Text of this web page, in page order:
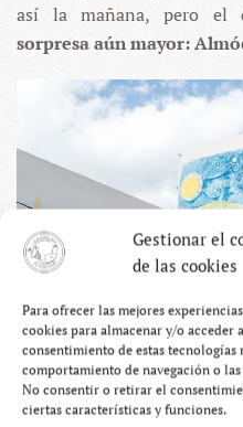
Gestionar el
de las cookies
Para ofrecer las mejores
cookies para almacenar y/o
consentimiento de estas
comportamiento de navegación o
No consentir o retirar el
ciertas características y funciones.
así la mañana, pero el
sorpresa aún mayor: